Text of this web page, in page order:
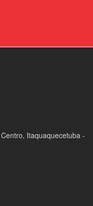
Itaquaquecetuba -